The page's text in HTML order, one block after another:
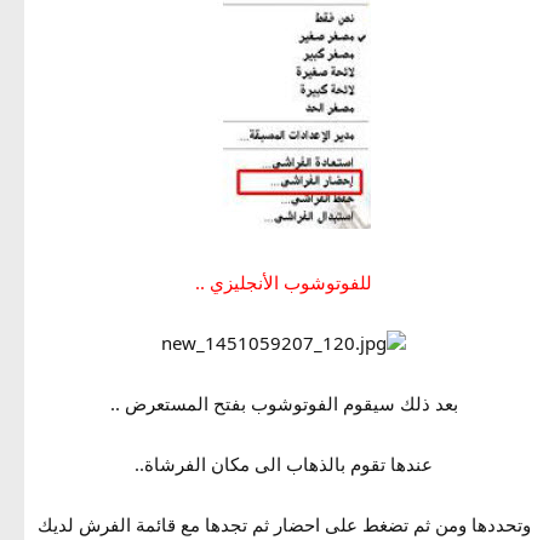
للفوتوشوب الأنجليزي ..
بعد ذلك سيقوم الفوتوشوب بفتح المستعرض ..
عندها تقوم بالذهاب الى مكان الفرشاة..
وتحددها ومن ثم تضغط على احضار ثم تجدها مع قائمة الفرش لديك